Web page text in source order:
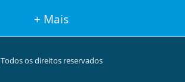
+ Mais
Todos os direitos reservados